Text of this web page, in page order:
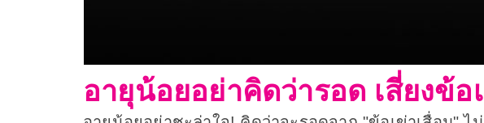
อายุน้อยอย่าคิดว่ารอด เสี่ยงข้อ